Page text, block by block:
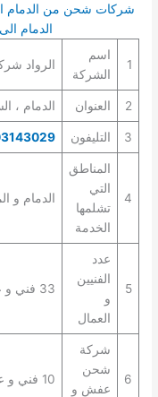
شركات شحن من الدمام
الدمام
1
اسم
الشركة
الرواد
2 العنوان الدمام ،
3 التليفون
4
المناطق
التي
تشلمها
الخدمة
الدمام و
5
عدد
الفنيين
و
العمال
33 فني و عامل
6
شركة
شحن
عفش و
10 فني و عامل